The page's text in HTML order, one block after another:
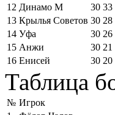
12 Динамо М 30 33
13 Крылья Советов 30 28
14 Уфа 30 26
15 Анжи 30 21
16 Енисей 30 20
Таблица
№ Игрок